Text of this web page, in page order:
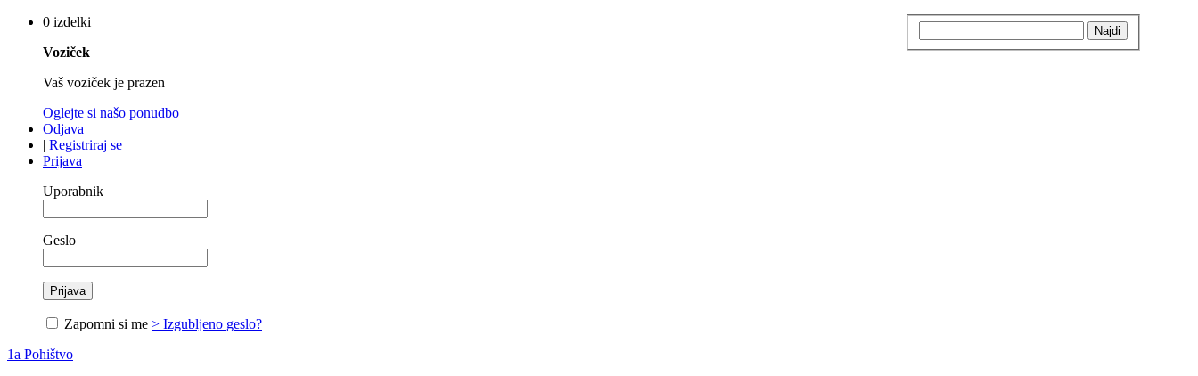
0 izdelki
Voziček
Vaš voziček je prazen
Oglejte si našo ponudbo
Odjava
| Registriraj se |
Prijava
Uporabnik
Geslo
Zapomni si me > Izgubljeno geslo?
1a Pohištvo